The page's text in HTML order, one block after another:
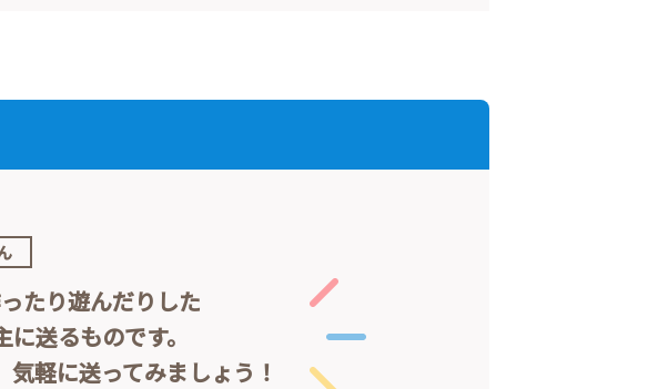
たり遊んだりした
送るものです。
軽に送ってみましょう！